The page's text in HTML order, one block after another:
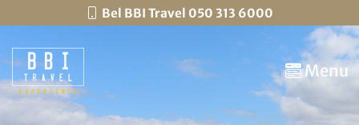
Bel BBI Travel 050 313 6000
Menu